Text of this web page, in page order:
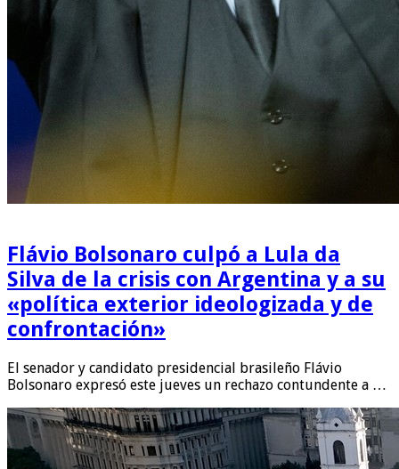
Flávio Bolsonaro culpó a Lula da
Silva de la crisis con Argentina y a su
«política exterior ideologizada y de
confrontación»
El senador y candidato presidencial brasileño Flávio
Bolsonaro expresó este jueves un rechazo contundente a …